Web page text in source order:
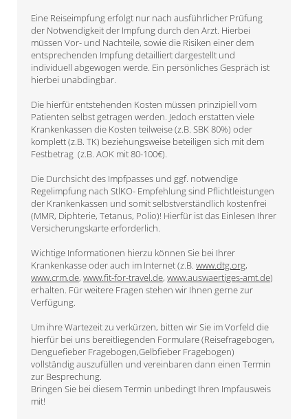
Eine Reiseimpfung erfolgt nur nach ausführlicher Prüfung
der Notwendigkeit der Impfung durch den Arzt. Hierbei
müssen Vor- und Nachteile, sowie die Risiken einer dem
entsprechenden Impfung detailliert dargestellt und
individuell abgewogen werde. Ein persönliches Gespräch ist
hierbei unabdingbar.
Die hierfür entstehenden Kosten müssen prinzipiell vom
Patienten selbst getragen werden. Jedoch erstatten viele
Krankenkassen die Kosten teilweise (z.B. SBK 80%) oder
komplett (z.B. TK) beziehungsweise beteiligen sich mit dem
Festbetrag (z.B. AOK mit 80-100€).
Die Durchsicht des Impfpasses und ggf. notwendige
Regelimpfung nach StlKO- Empfehlung sind Pflichtleistungen
der Krankenkassen und somit selbstverständlich kostenfrei
(MMR, Diphterie, Tetanus, Polio)! Hierfür ist das Einlesen Ihrer
Versicherungskarte erforderlich.
Wichtige Informationen hierzu können Sie bei Ihrer
Krankenkasse oder auch im Internet (z.B. www.dtg.org,
www.crm.de, www.fit-for-travel.de, www.auswaertiges-amt.de)
erhalten. Für weitere Fragen stehen wir Ihnen gerne zur
Verfügung.
Um ihre Wartezeit zu verkürzen, bitten wir Sie im Vorfeld die
hierfür bei uns bereitliegenden Formulare (Reisefragebogen,
Denguefieber Fragebogen,Gelbfieber Fragebogen)
vollständig auszufüllen und vereinbaren dann einen Termin
zur Besprechung.
Bringen Sie bei diesem Termin unbedingt Ihren Impfausweis
mit!